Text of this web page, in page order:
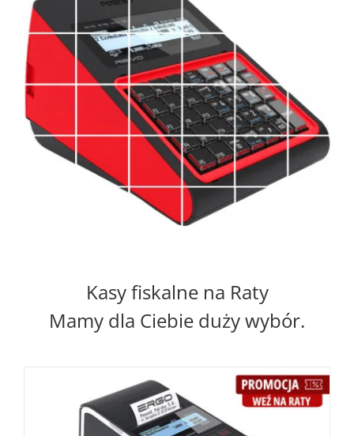
Kasy fiskalne na Raty
Mamy dla Ciebie duży wybór.